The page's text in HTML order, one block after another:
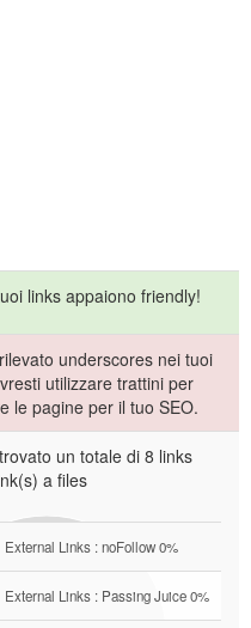
links appaiono friendly!
underscores nei tuoi
utilizzare trattini per
le pagine per il tuo SEO.
un totale di 8 links
a files
External Links : noFollow 0%
External Links : Passing Juice 0%